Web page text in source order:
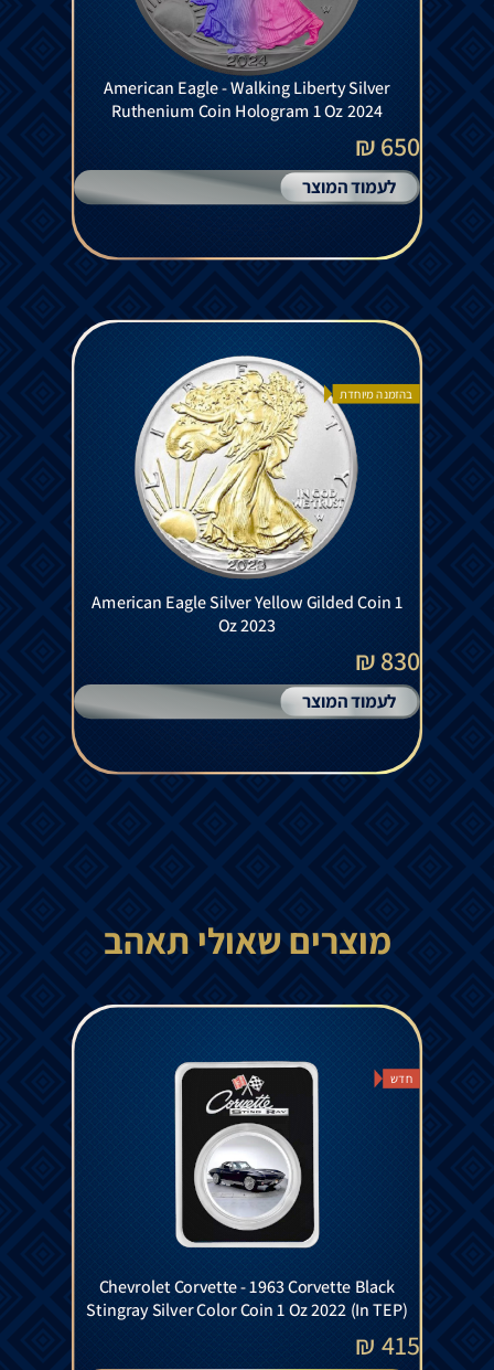
American Eagle - Walking Liberty Silver
Ruthenium Coin Hologram 1 Oz 2024
650 ₪
לעמוד המוצר
בהזמנה מיוחדת
American Eagle Silver Yellow Gilded Coin 1
Oz 2023
830 ₪
לעמוד המוצר
מוצרים שאולי תאהב
חדש
Chevrolet Corvette - 1963 Corvette Black
Stingray Silver Color Coin 1 Oz 2022 (In TEP)
415
₪